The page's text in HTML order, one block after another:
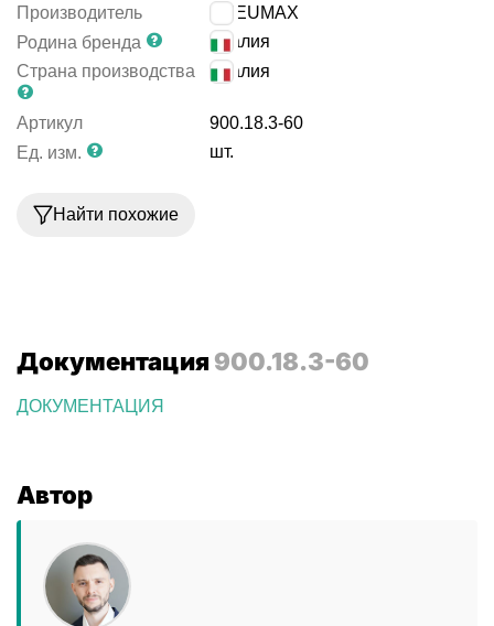
Производитель
PNEUMAX
Родина бренда
Италия
Страна производства
Италия
Артикул
900.18.3-60
Ед. изм.
шт.
Найти похожие
Документация 900.18.3-60
ДОКУМЕНТАЦИЯ
Автор